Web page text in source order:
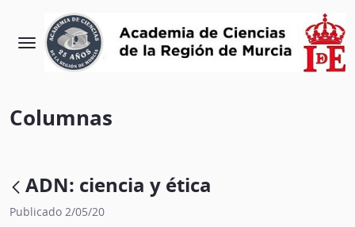
Columnas
ADN: ciencia y ética
Publicado 2/05/20